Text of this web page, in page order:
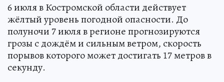
6 июля в Костромской области действует
жёлтый уровень погодной опасности. До
полуночи 7 июля в регионе прогнозируются
грозы с дождём и сильным ветром, скорость
порывов которого может достигать 17 метров в
секунду.